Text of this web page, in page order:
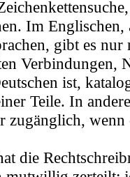
Im
gibt es
Verbindungen,
ist,
Teile. In
zugänglich,
die